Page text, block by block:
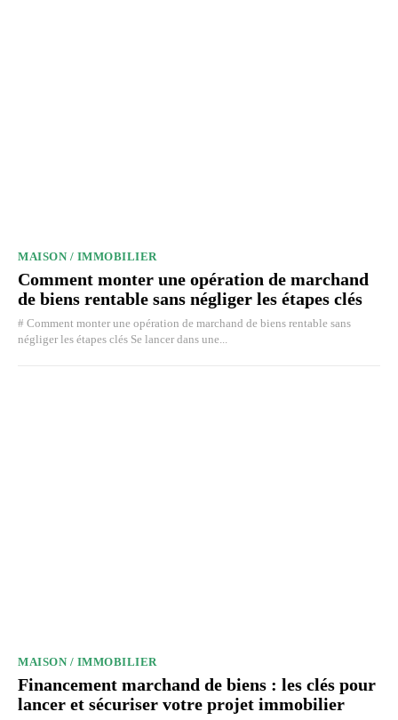
MAISON / IMMOBILIER
Comment monter une opération de marchand
de biens rentable sans négliger les étapes clés
# Comment monter une opération de marchand de biens rentable sans
négliger les étapes clés Se lancer dans une...
MAISON / IMMOBILIER
Financement marchand de biens : les clés pour
lancer et sécuriser votre projet immobilier